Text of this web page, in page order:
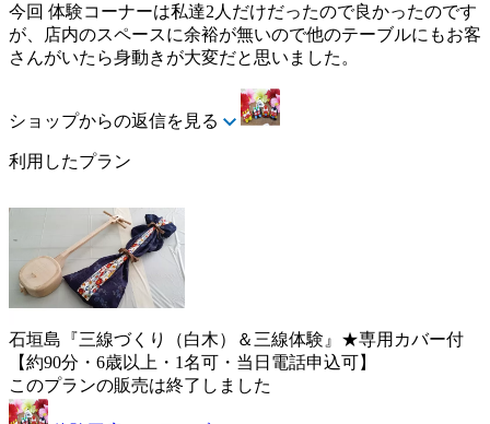
今回 体験コーナーは私達2人だけだったので良かったのです
が、店内のスペースに余裕が無いので他のテーブルにもお客
さんがいたら身動きが大変だと思いました。
ショップからの返信を見る
利用したプラン
石垣島『三線づくり（白木）＆三線体験』★専用カバー付
【約90分・6歳以上・1名可・当日電話申込可】
このプランの販売は終了しました